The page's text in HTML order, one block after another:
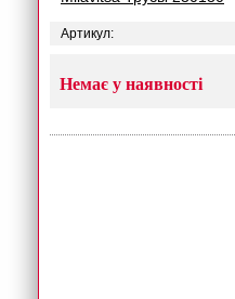
Артикул:
Немає у наявності